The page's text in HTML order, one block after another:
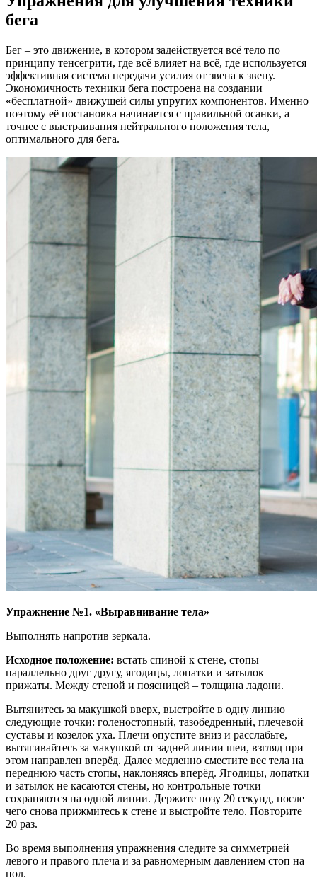
бега
Бег – это движение, в котором задействуется всё тело по
принципу тенсегрити, где всё влияет на всё, где используется
эффективная система передачи усилия от звена к звену.
Экономичность техники бега построена на создании
«бесплатной» движущей силы упругих компонентов. Именно
поэтому её постановка начинается с правильной осанки, а
точнее с выстраивания нейтрального положения тела,
оптимального для бега.
Упражнение №1. «Выравнивание тела»
Выполнять напротив зеркала.
Исходное положение: встать спиной к стене, стопы
параллельно друг другу, ягодицы, лопатки и затылок
прижаты. Между стеной и поясницей – толщина ладони.
Вытянитесь за макушкой вверх, выстройте в одну линию
следующие точки: голеностопный, тазобедренный, плечевой
суставы и козелок уха. Плечи опустите вниз и расслабьте,
вытягивайтесь за макушкой от задней линии шеи, взгляд при
этом направлен вперёд. Далее медленно сместите вес тела на
переднюю часть стопы, наклоняясь вперёд. Ягодицы, лопатки
и затылок не касаются стены, но контрольные точки
сохраняются на одной линии. Держите позу 20 секунд, после
чего снова прижмитесь к стене и выстройте тело. Повторите
20 раз.
Во время выполнения упражнения следите за симметрией
левого и правого плеча и за равномерным давлением стоп на
пол.